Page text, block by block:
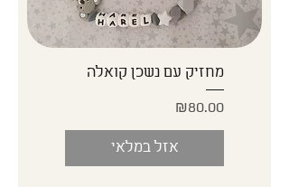
מחזיק עם נשכן קואלה
Price
₪80.00
אזל במלאי